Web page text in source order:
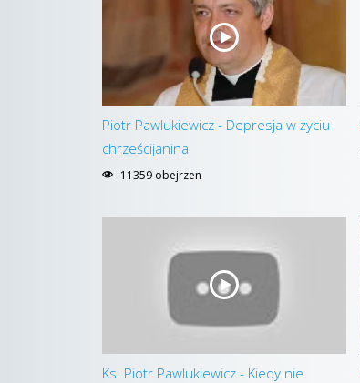
Piotr Pawlukiewicz - Depresja w życiu
chrześcijanina
11359 obejrzen
Ks. Piotr Pawlukiewicz - Kiedy nie